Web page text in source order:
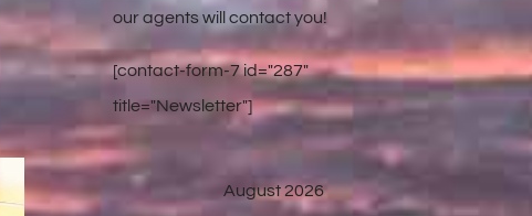
our agents will contact you!
[contact-form-7 id="287"
title="Newsletter"]
August 2026